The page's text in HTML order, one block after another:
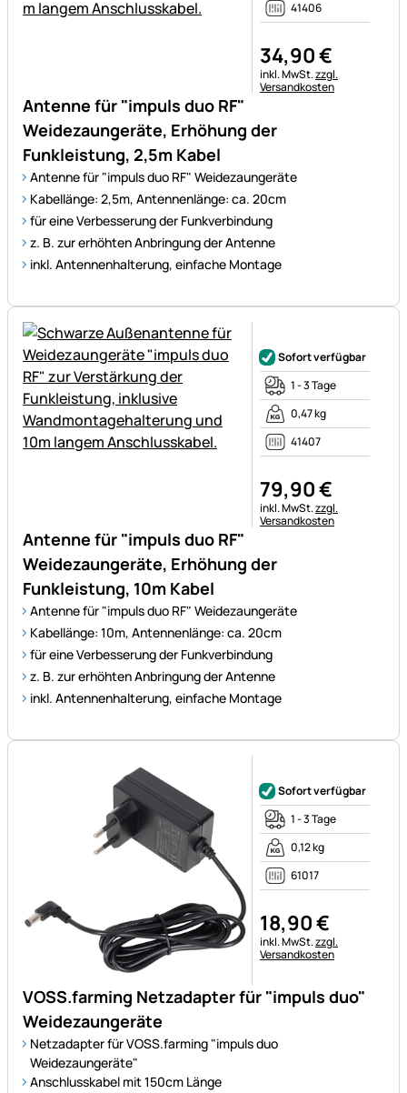
Antenne für "impuls duo RF"
Weidezaungeräte, Erhöhung der
Funkleistung, 2,5m Kabel
Antenne für "impuls duo RF" Weidezaungeräte
Kabellänge: 2,5m, Antennenlänge: ca. 20cm
für eine Verbesserung der Funkverbindung
z. B. zur erhöhten Anbringung der Antenne
inkl. Antennenhalterung, einfache Montage
41406
34,90€
Steuerhinweis:
inkl. MwSt.zzgl.
Versandkosten
Antenne für "impuls duo RF"
Weidezaungeräte, Erhöhung der
Funkleistung, 10m Kabel
Antenne für "impuls duo RF" Weidezaungeräte
Kabellänge: 10m, Antennenlänge: ca. 20cm
für eine Verbesserung der Funkverbindung
z. B. zur erhöhten Anbringung der Antenne
inkl. Antennenhalterung, einfache Montage
Sofort verfügbar
1 - 3 Tage
0,47 kg
41407
79,90€
Steuerhinweis:
inkl. MwSt.zzgl.
Versandkosten
VOSS.farming Netzadapter für "impuls duo"
Weidezaungeräte
Netzadapter für VOSS.farming "impuls duo
Weidezaungeräte"
Anschlusskabel mit 150cm Länge
Sofort verfügbar
1 - 3 Tage
0,12 kg
61017
18,90€
Steuerhinweis:
inkl. MwSt.zzgl.
Versandkosten